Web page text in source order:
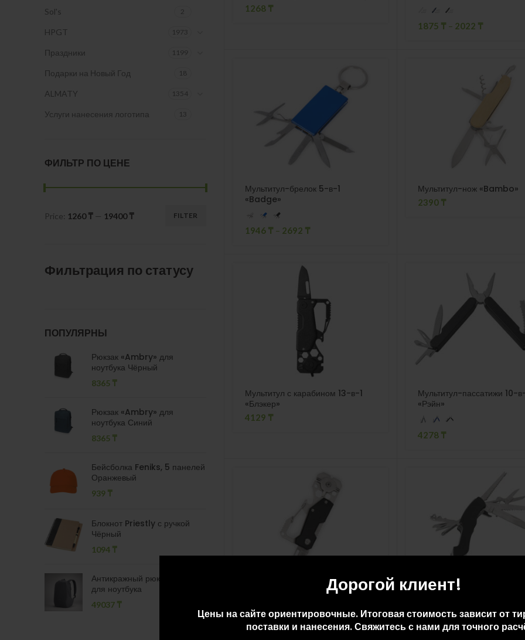
Дорогой клиент!
Цены на сайте ориентировочные. Итоговая стоимость зависит от
поставки и нанесения. Свяжитесь с нами для точного
1268 ₸
1875 ₸ – 2022 ₸
Мультитул-брелок 5-в-1
«Badge»
1946 ₸ – 2692 ₸
Мультитул-нож «Bambo»
2390 ₸
Мультитул с карабином 13-в-1
«Блэкер»
4129 ₸
Мультитул-пассатижи 10-
«Рэйн»
4278 ₸
«Tackler»
Sol's 2
HPGT 1973
Праздники 1199
Подарки на Новый Год 18
ALMATY 1354
Услуги нанесения логотипа 13
ФИЛЬТР ПО ЦЕНЕ
FILTER
Price: 1260 ₸ — 19400 ₸
Фильтрация по статусу
ПОПУЛЯРНЫ
Рюкзак «Ambry» для
ноутбука Чёрный
8365 ₸
Рюкзак «Ambry» для
ноутбука Синий
8365 ₸
Бейсболка Feniks, 5 панелей
Оранжевый
939 ₸
Блокнот Priestly с ручкой
Чёрный
1094 ₸
Антикражный рюкзак «Карл»
для ноутбука
49037 ₸